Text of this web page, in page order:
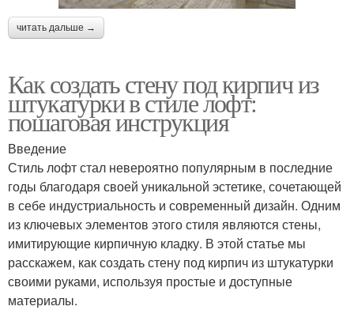
читать дальше →
Как создать стену под кирпич из
штукатурки в стиле лофт:
пошаговая инструкция
Введение
Стиль лофт стал невероятно популярным в последние
годы благодаря своей уникальной эстетике, сочетающей
в себе индустриальность и современный дизайн. Одним
из ключевых элементов этого стиля являются стены,
имитирующие кирпичную кладку. В этой статье мы
расскажем, как создать стену под кирпич из штукатурки
своими руками, используя простые и доступные
материалы.